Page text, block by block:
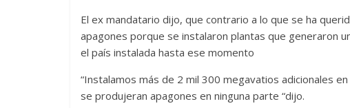
El ex mandatario dijo, que contrario a lo que se ha
apagones porque se instalaron plantas que generaron
el país instalada hasta ese momento
“Instalamos más de 2 mil 300 megavatios adicionales
se produjeran apagones en ninguna parte “dijo.